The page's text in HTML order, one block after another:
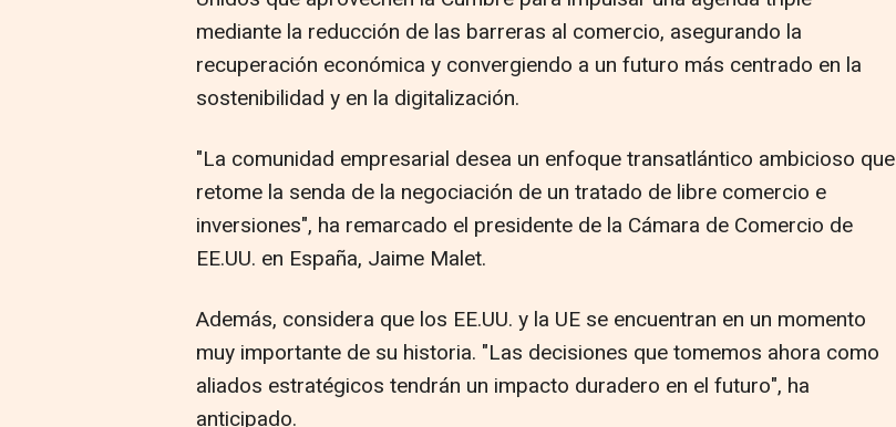
mediante la reducción de las barreras al comercio, asegurando la
recuperación económica y convergiendo a un futuro más centrado en la
sostenibilidad y en la digitalización.
"La comunidad empresarial desea un enfoque transatlántico ambicioso que
retome la senda de la negociación de un tratado de libre comercio e
inversiones", ha remarcado el presidente de la Cámara de Comercio de
EE.UU. en España, Jaime Malet.
Además, considera que los EE.UU. y la UE se encuentran en un momento
muy importante de su historia. "Las decisiones que tomemos ahora como
aliados estratégicos tendrán un impacto duradero en el futuro", ha
anticipado.